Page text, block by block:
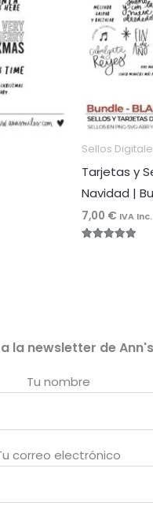
Sellos
Tarjetas y
Navidad |
7,00 € IVA Inc.
la newsletter de
Tu nombre
correo electrónico